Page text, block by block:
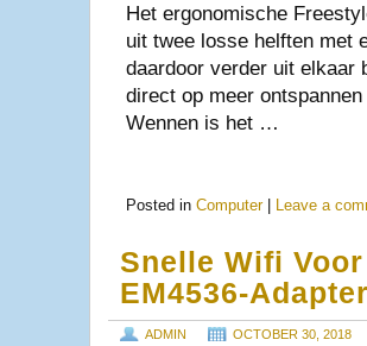
Het ergonomische
uit twee losse helften met
daardoor verder uit elkaar
direct op meer
Wennen is het …
Posted in Computer Leave a
Snelle Wifi
EM4536-
ADMIN OCTOBER 30, 2018